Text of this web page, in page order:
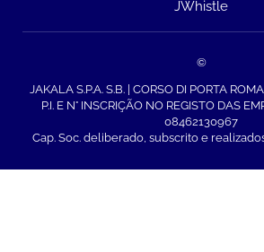
JWhistle
©
JAKALA S.P.A. S.B. | CORSO DI PORTA
P.I. E N° INSCRIÇÃO NO REGISTO DAS
08462130967
Cap. Soc. deliberado, subscrito e